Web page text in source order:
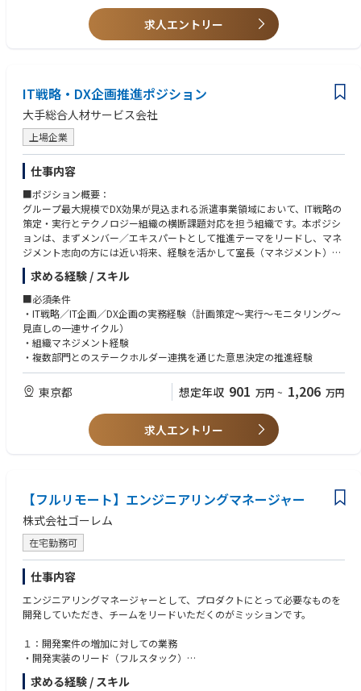
【求める人物像】
・主体的に行動し、自らの領域だけに囚われずプロダクトを俯瞰し常に改
・AIやブロックチェーン等最新技術を積極的に学習して顧客オリエンテッ
ドなサービス構築に向け社内外のシステムに実装させたい方
・Mission「次世代によりよい世界を」に共感し、主体的かつ自由に企業カ
ルチャーをゼロから一緒に創りあげていきたい方
求人エントリー
IT戦略・DX企画推進ポジション
大手総合人材サービス会社
上場企業
仕事内容
■ポジション概要：
グループ最大規模でDX効果が見込まれる派遣事業領域において、IT戦略の
策定・実行とテクノロジー組織の横断課題対応を担う組織です。本ポジシ
ョンは、まずメンバー／エキスパートとして推進テーマをリードし、マネ
ジメント志向の方には近い将来、経験を活かして室長（マネジメント）を
担っていただく事を想定しています。
【業務例】
・組織マネジメント：目標設定／評価／採用・育成／予算・リソース管
理）
・企画・実装・運用の統括：当室が推進する下記テーマのリード
・IT戦略や予算の推進管理
・重要会議体の企画・運営
・AIガバナンス、セキュリティ強化
・テクノロジー人材向け人事制度の導入に向けた準備、運用設計
・IT戦略の策定〜実行に紐づく多様なテーマに携わり、実務を通じてスキ
ルを広範かつ深く成長させられる。
求める経験 / スキル
■必須条件
・IT戦略／IT企画／DX企画の実務経験（計画策定～実行～モニタリング～
見直しの一連サイクル）
・組織マネジメント経験
・複数部門とのステークホルダー連携を通じた意思決定の推進経験
東京都 想定年収 901 万円 ~ 1,206 万円
求人エントリー
【フルリモート】エンジニアリングマネージャー
株式会社ゴーレム
在宅勤務可
仕事内容
エンジニアリングマネージャーとして、プロダクトにとって必要なものを
開発していただき、チームをリードいただくのがミッションです。
１：開発案件の増加に対しての業務
・開発実装のリード（フルスタック）
・案件のスムーズな運用（クライアントコミュニケーション）
求める経験 / スキル